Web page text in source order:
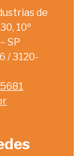
de
10º
SP
/ 3120-